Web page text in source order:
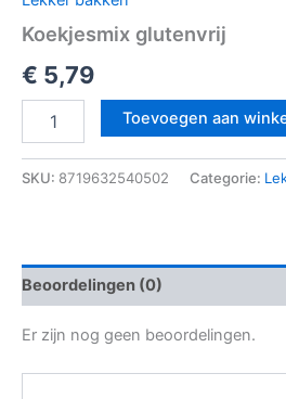
Koekjesmix glutenvrij
€ 5,79
Toevoegen aan
SKU: 8719632540502 Categorie:
Beoordelingen (0)
Er zijn nog geen beoordelingen.